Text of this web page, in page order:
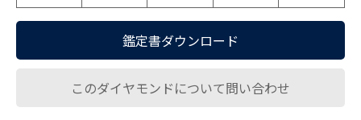
鑑定書ダウンロード
このダイヤモンドについて問い合わせ